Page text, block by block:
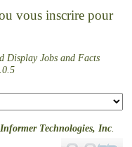
vous inscrirepour
Display Jobs and Facts
Informer Technologies, Inc.